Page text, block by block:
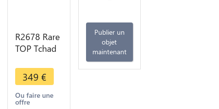
R2678 Rare
TOP Tchad
Francs Essai
Général De
Gaulle
349 €
Ou faire une
offre
Publier un
objet
maintenant